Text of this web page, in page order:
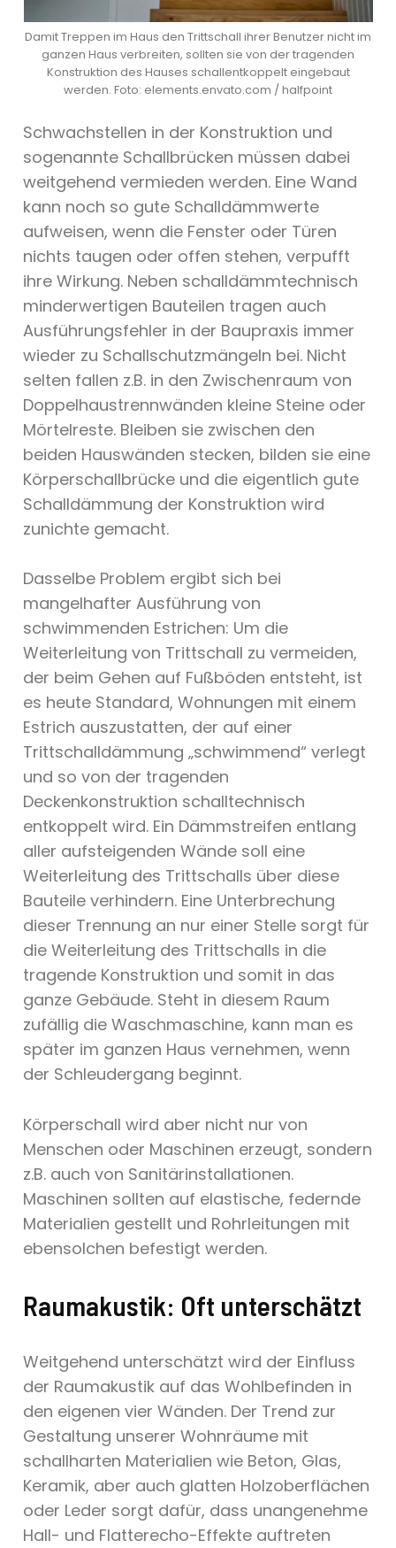
Damit Treppen im Haus den Trittschall ihrer Benutzer nicht im
ganzen Haus verbreiten, sollten sie von der tragenden
Konstruktion des Hauses schallentkoppelt eingebaut
werden. Foto: elements.envato.com / halfpoint
Schwachstellen in der Konstruktion und
sogenannte Schallbrücken müssen dabei
weitgehend vermieden werden. Eine Wand
kann noch so gute Schalldämmwerte
aufweisen, wenn die Fenster oder Türen
nichts taugen oder offen stehen, verpufft
ihre Wirkung. Neben schalldämmtechnisch
minderwertigen Bauteilen tragen auch
Ausführungsfehler in der Baupraxis immer
wieder zu Schallschutzmängeln bei. Nicht
selten fallen z.B. in den Zwischenraum von
Doppelhaustrennwänden kleine Steine oder
Mörtelreste. Bleiben sie zwischen den
beiden Hauswänden stecken, bilden sie eine
Körperschallbrücke und die eigentlich gute
Schalldämmung der Konstruktion wird
zunichte gemacht.
Dasselbe Problem ergibt sich bei
mangelhafter Ausführung von
schwimmenden Estrichen: Um die
Weiterleitung von Trittschall zu vermeiden,
der beim Gehen auf Fußböden entsteht, ist
es heute Standard, Wohnungen mit einem
Estrich auszustatten, der auf einer
Trittschalldämmung „schwimmend“ verlegt
und so von der tragenden
Deckenkonstruktion schalltechnisch
entkoppelt wird. Ein Dämmstreifen entlang
aller aufsteigenden Wände soll eine
Weiterleitung des Trittschalls über diese
Bauteile verhindern. Eine Unterbrechung
dieser Trennung an nur einer Stelle sorgt für
die Weiterleitung des Trittschalls in die
tragende Konstruktion und somit in das
ganze Gebäude. Steht in diesem Raum
zufällig die Waschmaschine, kann man es
später im ganzen Haus vernehmen, wenn
der Schleudergang beginnt.
Körperschall wird aber nicht nur von
Menschen oder Maschinen erzeugt, sondern
z.B. auch von Sanitärinstallationen.
Maschinen sollten auf elastische, federnde
Materialien gestellt und Rohrleitungen mit
ebensolchen befestigt werden.
Raumakustik: Oft unterschätzt
Weitgehend unterschätzt wird der Einfluss
der Raumakustik auf das Wohlbefinden in
den eigenen vier Wänden. Der Trend zur
Gestaltung unserer Wohnräume mit
schallharten Materialien wie Beton, Glas,
Keramik, aber auch glatten Holzoberflächen
oder Leder sorgt dafür, dass unangenehme
Hall- und Flatterecho-Effekte auftreten